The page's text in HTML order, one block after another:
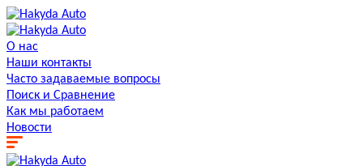
О нас
Наши контакты
Часто задаваемые вопросы
Поиск и Сравнение
Как мы работаем
Новости